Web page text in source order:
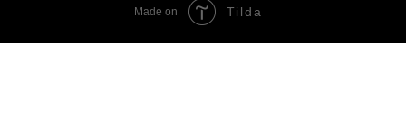
Made on Tilda